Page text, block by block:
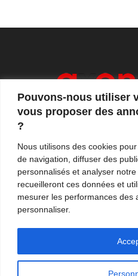
Pouvons-nous utiliser
vous proposer des
?
Nous utilisons des cookies
de navigation, diffuser des
personnalisés et analyser
recueilleront ces données et
mesurer les performances des
personnaliser.
et de tendances. Notre
propose
France et à
Contactez-nous: